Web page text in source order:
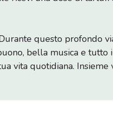
questo profondo
bella musica e
vita quotidiana.